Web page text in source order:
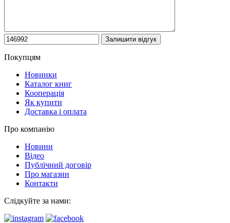
Покупцям
Новинки
Каталог книг
Кооперація
Як купити
Доставка і оплата
Про компанію
Новини
Відео
Публічний договір
Про магазин
Контакти
Слідкуйте за нами: